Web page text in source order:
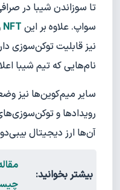
تا سوزاندن شیبا در
سواپ. علاوه بر این NFT
نیز قابلیت توکن‌سوزی
نام‌هایی که تیم شیبا
سایر میم‌کوین‌ها نیز
رویدادها و
آن‌ها ارز دیجیتال
بیشتر بخوانید: